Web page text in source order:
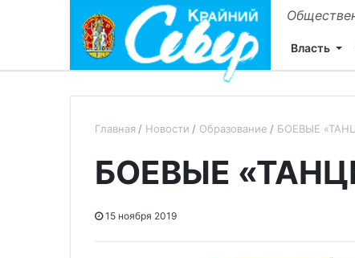
Власть
Главная Новости Образование БОЕВЫЕ
БОЕВЫЕ
15 ноября 2019